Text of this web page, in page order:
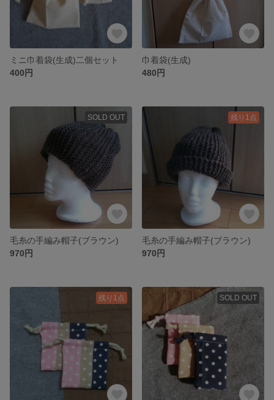
ミニ巾着袋(生成)二個セット
400円
巾着袋(生成)
480円
SOLD OUT
毛糸の手編み帽子(ブラウン)
970円
残り1点
毛糸の手編み帽子(ブラウン)
970円
残り1点 SOLD OUT